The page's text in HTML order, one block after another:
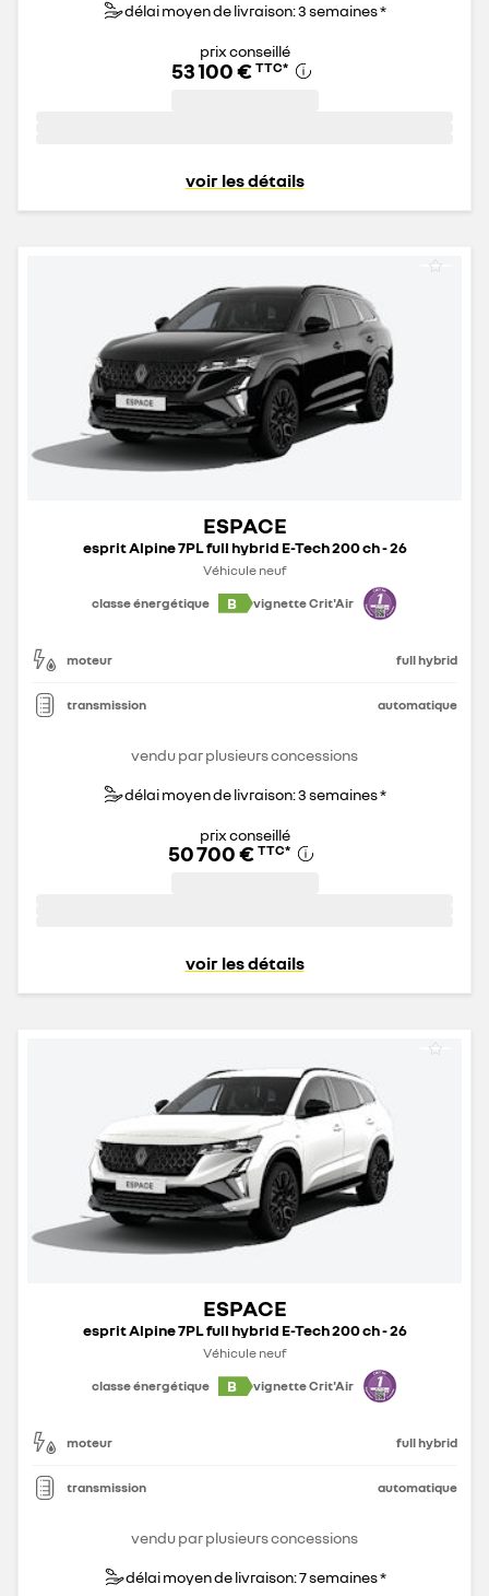
délai moyen de livraison: 3 semaines *
prix conseillé
53 100 € TTC*
voir les détails
ESPACE
esprit Alpine 7PL full hybrid E-Tech 200 ch - 26
Véhicule neuf
classe énergétique
B vignette Crit'Air
moteur full hybrid
transmission automatique
vendu par plusieurs concessions
délai moyen de livraison: 3 semaines *
prix conseillé
50 700 € TTC*
voir les détails
ESPACE
esprit Alpine 7PL full hybrid E-Tech 200 ch - 26
Véhicule neuf
classe énergétique
B vignette Crit'Air
moteur full hybrid
transmission automatique
vendu par plusieurs concessions
délai moyen de livraison: 7 semaines *